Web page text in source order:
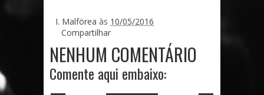
I. Malförea às 10/05/2016
Compartilhar
NENHUM COMENTÁRIO
Comente aqui embaixo: